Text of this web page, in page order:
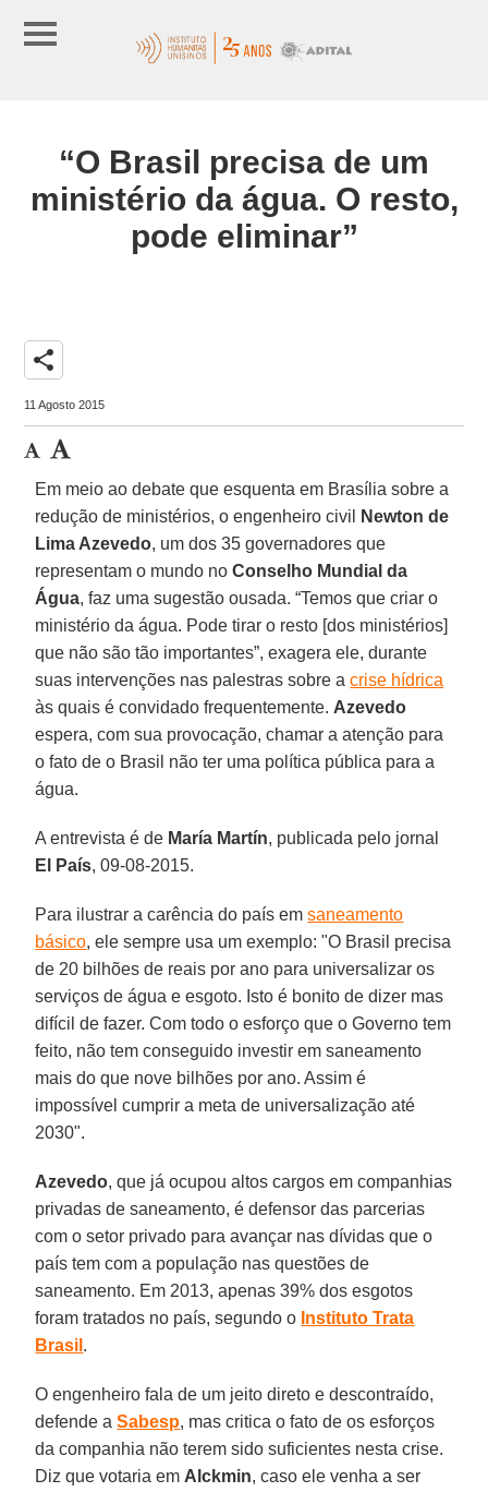
“O Brasil precisa de um
ministério da água. O resto,
pode eliminar”
share
11 Agosto 2015
Em meio ao debate que esquenta em Brasília sobre a
redução de ministérios, o engenheiro civil
Newton de
Lima Azevedo, um dos 35 governadores que
representam o mundo noConselho Mundial da
Água, faz uma sugestão ousada. “Temos que criar o
ministério da água. Pode tirar o resto [dos ministérios]
que não são tão importantes”, exagera ele, durante
suas intervenções nas palestras sobre acrise hídrica
às quais é convidado frequentemente. Azevedo
espera, com sua provocação, chamar a atenção para
o fato de o Brasil não ter uma política pública para a
água.
A entrevista é de María Martín, publicada pelo jornal
El País, 09-08-2015.
Para ilustrar a carência do país emsaneamento
básico, ele sempre usa um exemplo: "O Brasil precisa
de 20 bilhões de reais por ano para universalizar os
serviços de água e esgoto. Isto é bonito de dizer mas
difícil de fazer. Com todo o esforço que o Governo tem
feito, não tem conseguido investir em saneamento
mais do que nove bilhões por ano. Assim é
impossível cumprir a meta de universalização até
2030".
Azevedo, que já ocupou altos cargos em companhias
privadas de saneamento, é defensor das parcerias
com o setor privado para avançar nas dívidas que o
país tem com a população nas questões de
saneamento. Em 2013, apenas 39% dos esgotos
foram tratados no país, segundo o Instituto Trata
Brasil .
O engenheiro fala de um jeito direto e descontraído,
defende aSabesp, mas critica o fato de os esforços
da companhia não terem sido suficientes nesta crise.
Diz que votaria em Alckmin, caso ele venha a ser